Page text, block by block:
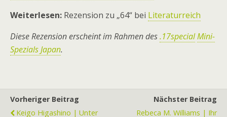
Weiterlesen: Rezension zu „64“ bei Literaturreich
Diese Rezension erscheint im Rahmen des.17specialMini-
Spezials Japan.
Vorheriger Beitrag
Keigo Higashino | Unter
Nächster Beitrag
Rebeca M. Williams | Ihr